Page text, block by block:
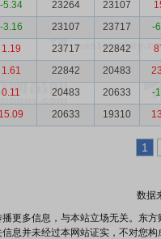
-5.34 23264 23107
-3.16 23107 23717
-
1.19 23717 22842
1.61 22842 20483
0.11 20483 20633
-
15.09 20633 19310
1
数据
更多信息，与本站立场无关。东
息并未经过本网站证实，不对您